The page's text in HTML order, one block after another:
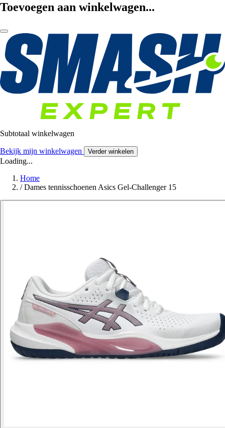
Toevoegen aan winkelwagen...
Subtotaal winkelwagen
Bekijk mijn winkelwagen Verder winkelen
Loading...
Home
/ Dames tennisschoenen Asics Gel-Challenger 15